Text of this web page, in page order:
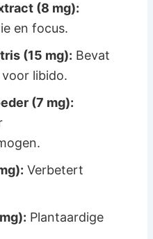
(8 mg):
en focus.
(15 mg): Bevat
libido.
(7 mg):
Verbetert
Plantaardige